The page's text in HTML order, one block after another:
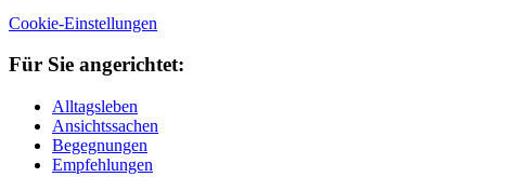
Cookie-Einstellungen
Für Sie an­ge­rich­tet:
Alltagsleben
Ansichtssachen
Begegnungen
Empfehlungen